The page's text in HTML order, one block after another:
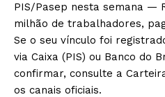
PIS/Pasep nesta semana —
milhão de trabalhadores,
Se o seu vínculo foi
via Caixa (PIS) ou Banco do
confirmar, consulte a
os canais oficiais.